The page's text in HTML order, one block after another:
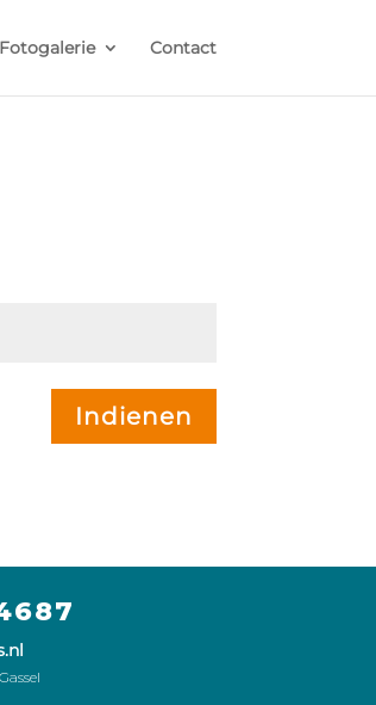
Fotogalerie Contact
Indienen